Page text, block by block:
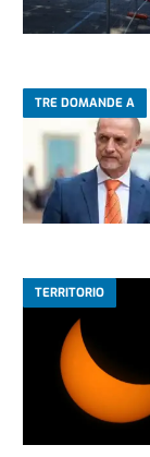
TRE DOMANDE A
TERRITORIO